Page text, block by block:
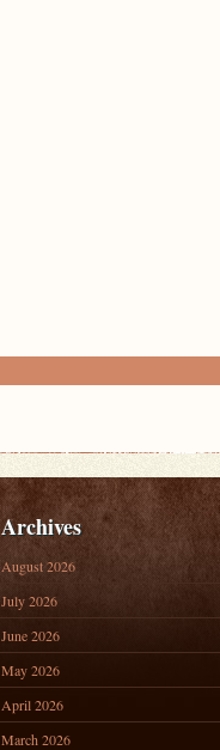
Archives
August 2026
July 2026
June 2026
May 2026
April 2026
March 2026